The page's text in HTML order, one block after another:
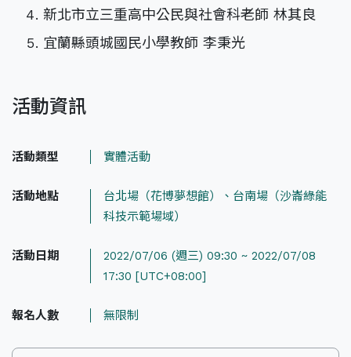
新北市立三重高中公民與社會科老師 林其良
宜蘭縣頭城國民小學教師 李秉光
活動資訊
活動類型 實體活動
活動地點
台北場（花博夢想館）、台南場（沙崙綠能
科技示範場域）
活動日期
2022/07/06 (週三) 09:30 ~ 2022/07/08
17:30 [UTC+08:00]
報名人數 無限制